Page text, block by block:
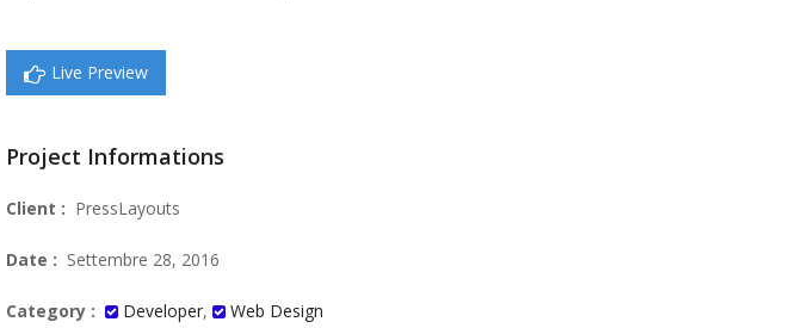
Live Preview
Project Informations
Client : PressLayouts
Date : Settembre 28, 2016
Category : Developer, Web Design